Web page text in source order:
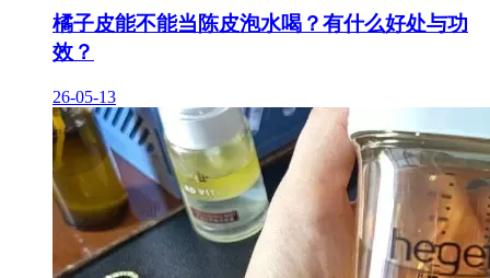
橘子皮能不能当陈皮泡水喝？有什么好处与功
效？
26-05-13